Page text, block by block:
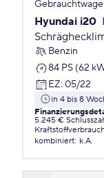
Hyundai i20
Benzin
84 PS (62
EZ: 05/22
in 4 bis 8
5.245 €
kombiniert: k.A.